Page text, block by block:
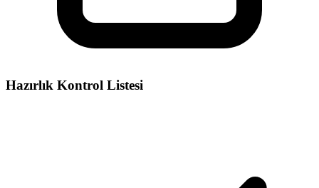
Hazırlık Kontrol Listesi